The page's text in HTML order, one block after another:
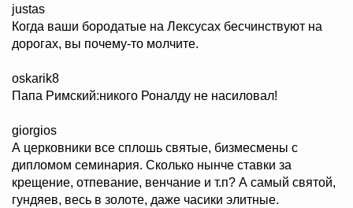
justas
Когда ваши бородатые на Лексусах бесчинствуют на
дорогах, вы почему-то молчите.
oskarik8
Папа Римский:никого Роналду не насиловал!
giorgios
А церковники все сплошь святые, бизмесмены с
дипломом семинария. Сколько нынче ставки за
крещение, отпевание, венчание и т.п? А самый святой,
гундяев, весь в золоте, даже часики элитные.